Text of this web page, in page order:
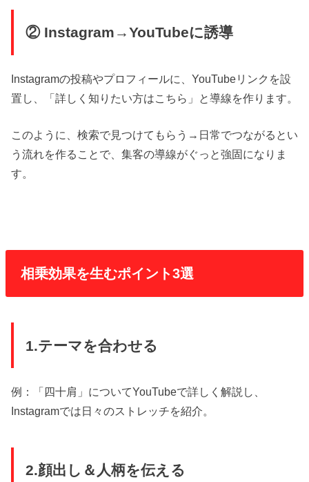
② Instagram→YouTubeに誘導
Instagramの投稿やプロフィールに、YouTubeリンクを設
置し、「詳しく知りたい方はこちら」と導線を作ります。
このように、検索で見つけてもらう→日常でつながるとい
う流れを作ることで、集客の導線がぐっと強固になりま
す。
相乗効果を生むポイント3選
1.テーマを合わせる
例：「四十肩」についてYouTubeで詳しく解説し、
Instagramでは日々のストレッチを紹介。
2.顔出し＆人柄を伝える